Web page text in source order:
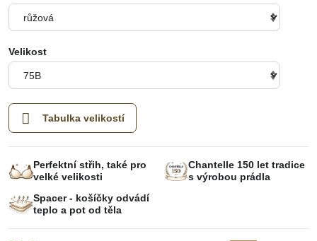
Velikost
Tabulka velikostí
Perfektní střih, také pro
velké velikosti
Chantelle 150 let tradice
s výrobou prádla
Spacer - košíčky odvádí
teplo a pot od těla